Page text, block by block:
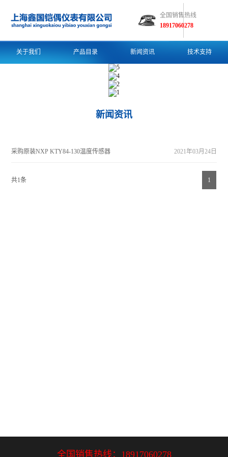
全国销售热线
18917060278
关于我们 产品目录 新闻资讯 技术支持
新闻资讯
2021年03月24日
采购原装NXP KTY84-130温度传感器
共1条 1
全国销售热线： 18917060278